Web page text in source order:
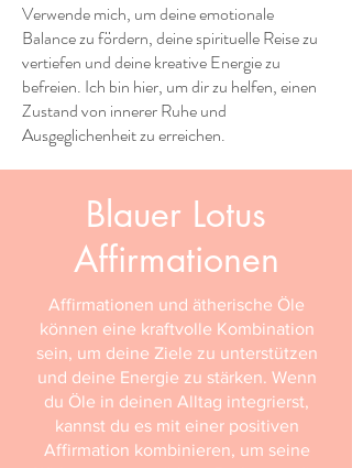
Verwende mich, um deine emotionale
Balance zu fördern, deine spirituelle Reise zu
vertiefen und deine kreative Energie zu
befreien. Ich bin hier, um dir zu helfen, einen
Zustand von innerer Ruhe und
Ausgeglichenheit zu erreichen.
Blauer Lotus
Affirmationen
Affirmationen und ätherische Öle
können eine kraftvolle Kombination
sein, um deine Ziele zu unterstützen
und deine Energie zu stärken. Wenn
du Öle in deinen Alltag integrierst,
kannst du es mit einer positiven
Affirmation kombinieren, um seine